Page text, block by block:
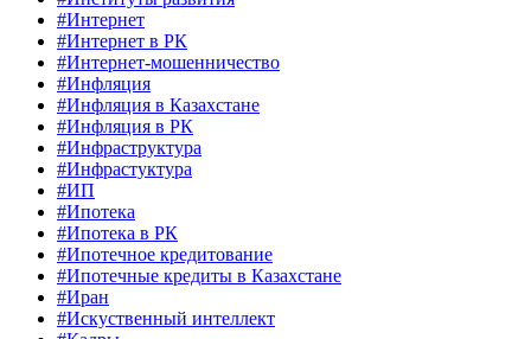
#Интернет
#Интернет в РК
#Интернет-мошенничество
#Инфляция
#Инфляция в Казахстане
#Инфляция в РК
#Инфраструктура
#Инфрастуктура
#ИП
#Ипотека
#Ипотека в РК
#Ипотечное кредитование
#Ипотечные кредиты в Казахстане
#Иран
#Искуственный интеллект